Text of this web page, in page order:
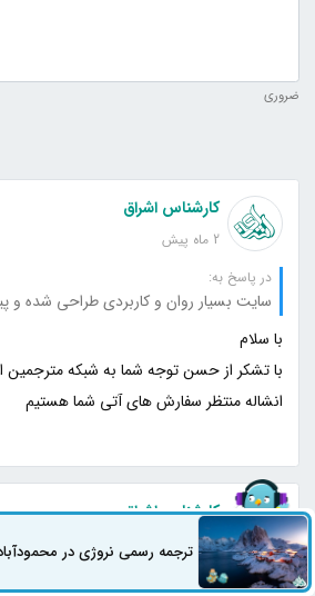
ضروری
کارشناس اشراق
2 ماه پیش
در پاسخ به:
انشاله منتظر سفارش های آتی شما هستیم
کارشناس اشراق
2 ماه پیش
در پاسخ به:
ترجمه رسمی نروژی درراه های ارتباطی